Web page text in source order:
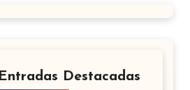
Entradas Destacadas